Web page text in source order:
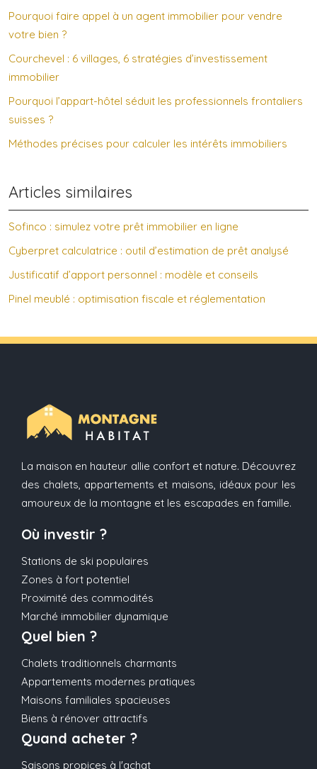
Pourquoi faire appel à un agent immobilier pour vendre
votre bien ?
Courchevel : 6 villages, 6 stratégies d’investissement
immobilier
Pourquoi l’appart-hôtel séduit les professionnels frontaliers
suisses ?
Méthodes précises pour calculer les intérêts immobiliers
Articles similaires
Sofinco : simulez votre prêt immobilier en ligne
Cyberpret calculatrice : outil d’estimation de prêt analysé
Justificatif d’apport personnel : modèle et conseils
Pinel meublé : optimisation fiscale et réglementation
La maison en hauteur allie confort et nature. Découvrez
des chalets, appartements et maisons, idéaux pour les
amoureux de la montagne et les escapades en famille.
Où investir ?
Stations de ski populaires
Zones à fort potentiel
Proximité des commodités
Marché immobilier dynamique
Quel bien ?
Chalets traditionnels charmants
Appartements modernes pratiques
Maisons familiales spacieuses
Biens à rénover attractifs
Quand acheter ?
Saisons propices à l'achat